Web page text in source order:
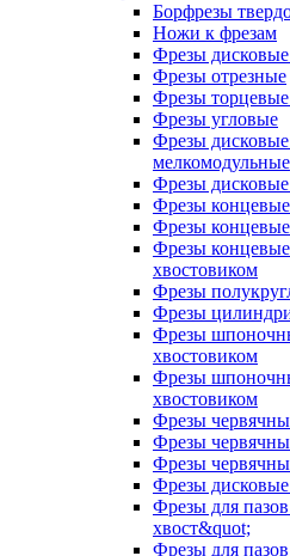
Борфрезы
Ножи к фрезам
Фрезы
Фрезы отрезные
Фрезы
Фрезы угловые
Фрезы дисковые
мелкомодульные
Фрезы
Фрезы
Фрезы
Фрезы
хвостовиком
Фрезы
Фрезы
Фрезы
хвостовиком
Фрезы
хвостовиком
Фрезы
Фрезы
Фрезы
Фрезы
Фрезы для
хвост&quot;
Фрезы для